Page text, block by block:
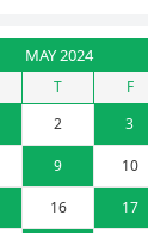
MAY 2024
T F
2 3
9 10
16 17